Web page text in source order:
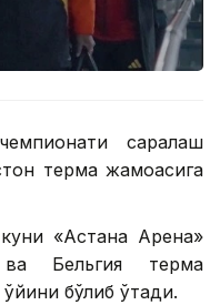
саралаш
терма жамоасига
«Астана Арена»
ва Бельгия терма
бўлиб ўтади.